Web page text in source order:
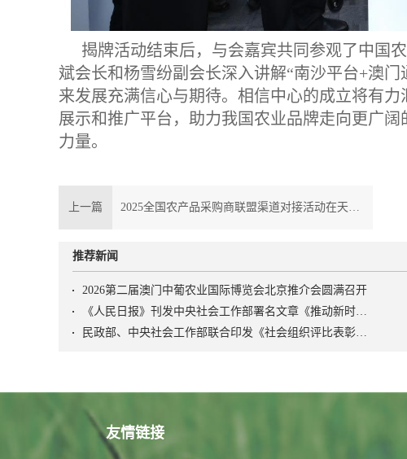
揭牌活动结束后，与会嘉宾共同参观了中国
斌会长和杨雪纷副会长深入讲解“南沙平台+澳
来发展充满信心与期待。相信中心的成立将有
展示和推广平台，助力我国农业品牌走向更广
力量。
上一篇
推荐新闻
2026第二届澳门中葡农业国际博览会北京推介会圆满召开
友情链接